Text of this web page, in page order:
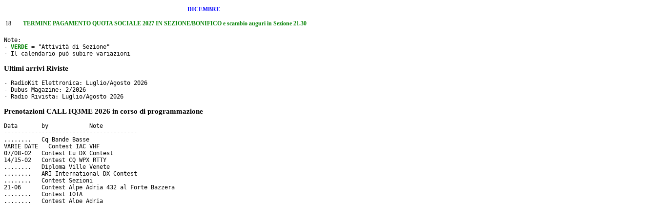
DICEMBRE
18 TERMINE PAGAMENTO QUOTA SOCIALE 2027 IN SEZIONE/BONIFICO e scambio auguri in Sezione 21.30
Note:
- VERDE = "Attività di Sezione"
- Il calendario può subire variazioni
Ultimi arrivi Riviste
- RadioKit Elettronica: Luglio/Agosto 2026
- Dubus Magazine: 2/2026
Prenotazioni CALL IQ3ME 2026 in corso di programmazione
Data       by     	 Note
---------------------------------------
........   Cq Bande Basse
VARIE DATE   Contest IAC VHF
07/08-02   Contest Eu DX Contest
14/15-02   Contest CQ WPX RTTY
........   Diploma Ville Venete
........   ARI International DX Contest
........   Contest Sezioni
21-06      Contest Alpe Adria 432 al Forte Bazzera
........   Contest IOTA
........   Contest Alpe Adria